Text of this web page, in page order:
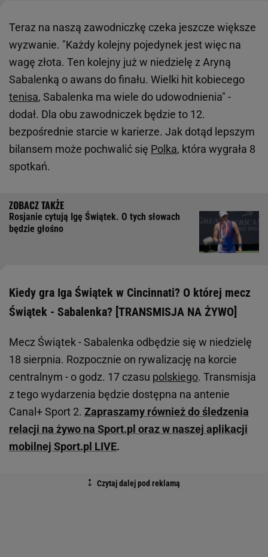
Teraz na naszą zawodniczkę czeka jeszcze większe
wyzwanie. "Każdy kolejny pojedynek jest więc na
wagę złota. Ten kolejny już w niedzielę z Aryną
Sabalenką o awans do finału. Wielki hit kobiecego
tenisa, Sabalenka ma wiele do udowodnienia" -
dodał. Dla obu zawodniczek będzie to 12.
bezpośrednie starcie w karierze. Jak dotąd lepszym
bilansem może pochwalić się Polka, która wygrała 8
spotkań.
Rosjanie cytują Igę Świątek. O tych słowach
będzie głośno
Kiedy gra Iga Świątek w Cincinnati? O której mecz
Świątek - Sabalenka? [TRANSMISJA NA ŻYWO]
Mecz Świątek - Sabalenka odbędzie się w niedzielę
18 sierpnia. Rozpocznie on rywalizację na korcie
centralnym - o godz. 17 czasu polskiego. Transmisja
z tego wydarzenia będzie dostępna na antenie
Canal+ Sport 2. Zapraszamy również do śledzenia
relacji na żywo na Sport.pl oraz w naszej aplikacji
mobilnej Sport.pl LIVE.